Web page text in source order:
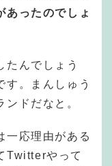
あったのでしょ
たんでしょう
す。まんしゅう
ドだなと。
一応理由がある
Twitterやって